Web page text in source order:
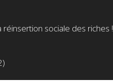
réinsertion sociale des riches !